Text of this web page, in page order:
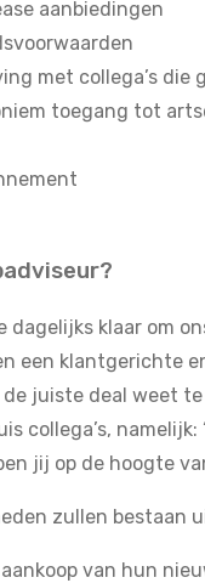
aanbiedingen
met collega’s
toegang tot
dagelijks klaar om
een klantgerichte
juiste deal weet
collega’s,
jij op de hoogte
zullen bestaan
van hun